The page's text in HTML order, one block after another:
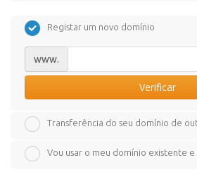
Registar um novo domínio
www.
Verificar
Transferência do seu domínio de
Vou usar o meu domínio existente e